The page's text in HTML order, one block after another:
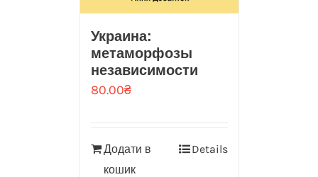
Украина:
метаморфозы
независимости
80.00₴
Додати в
кошик
Details